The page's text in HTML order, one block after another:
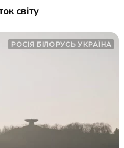
світу
РОСІЯ БІЛОРУСЬ УКРАЇНА